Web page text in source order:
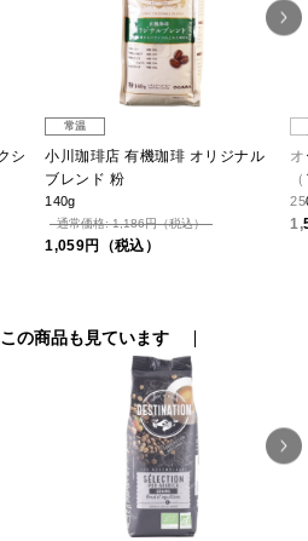
シ
常温
小川珈琲店 有機珈琲 オリジナル
ブレンド 粉
140g
通常価格: 1,186円（税込）
1,059円（税込）
の商品も見ています